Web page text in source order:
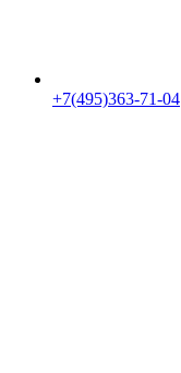
+7(495)363-71-04